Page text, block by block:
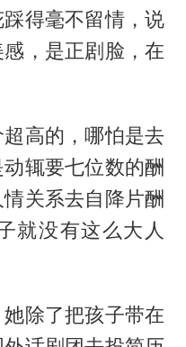
得毫不留情，说
，是正剧脸，在
高的，哪怕是去
辄要七位数的酬
关系去自降片酬
就没有这么大人
除了把孩子带在